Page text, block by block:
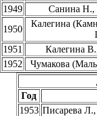
1949
Санина Н.,
1950
Калегина
1951
Калегина
1952
Чумакова
Год
1953 Писарева